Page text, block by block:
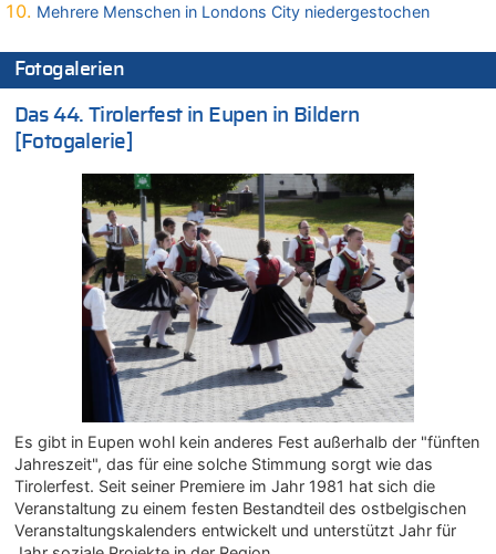
Leipzig, Mechernich und die Frage: Wer steckt hinter den
08.08.2026 - 14:54 von Alfons van Compernolle zu
mehr als 111 Millionen €
08.08.2026 - 14:47 von Peer Wermuth zu
Drohnen mit Strengstoff? War es Russland?
08.08.2026 - 14:29 von Achso Dax zu
In Belgien missachten zwei von drei Autofahrern das
Tempolimit in 30er-Zonen – Untersuchung von Vias
08.08.2026 - 13:23 von Hugo Egon Bernhard von Sinnen zu
Leipzig, Mechernich und die Frage: Wer steckt hinter den
Drohnen mit Strengstoff? War es Russland?
08.08.2026 - 13:03 von WK zu
Kollision zwischen Autofahrer und Radfahrer an RAVeL-Weg
08.08.2026 - 12:56 von WK zu
Wasserstand des Rheins in NRW so niedrig wie noch nie
08.08.2026 - 12:29 von WK zu
In Belgien missachten zwei von drei Autofahrern das
Tempolimit in 30er-Zonen – Untersuchung von Vias
08.08.2026 - 12:01 von Hugo Egon Bernhard von Sinnen zu
Mehrere Menschen in Londons City niedergestochen
Fotogalerien
Das 44. Tirolerfest in Eupen in Bildern
[Fotogalerie]
Es gibt in Eupen wohl kein anderes Fest außerhalb der "fünften
Jahreszeit", das für eine solche Stimmung sorgt wie das
Tirolerfest. Seit seiner Premiere im Jahr 1981 hat sich die
Veranstaltung zu einem festen Bestandteil des ostbelgischen
Veranstaltungskalenders entwickelt und unterstützt Jahr für